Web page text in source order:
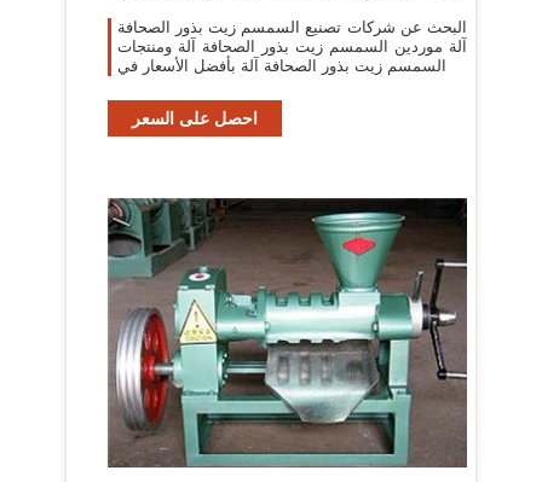
زيت
البحث عن شركات تصنيع السمسم زيت بذور الصحافة
آلة موردين السمسم زيت بذور الصحافة آلة ومنتجات
السمسم زيت بذور الصحافة آلة بأفضل الأسعار في
احصل على السعر